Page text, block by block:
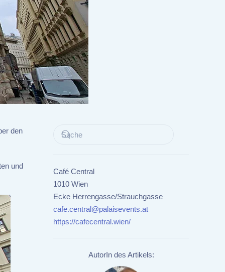
den
und
Café Central
1010 Wien
Ecke Herrengasse/Strauchgasse
cafe.central@palaisevents.at
https://cafecentral.wien/
AutorIn des Artikels: